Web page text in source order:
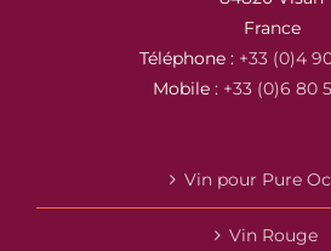
France
Téléphone : +33 (0)4
Mobile : +33 (0)6 80
Vin pour Pure
Vin Rouge